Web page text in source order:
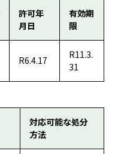
許可年
月日
有効期
限
R6.4.17
R11.3.
31
対応可能な処分
方法